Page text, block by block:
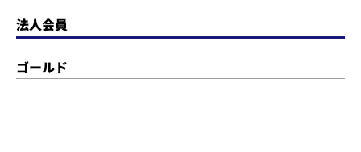
法人会員
ゴールド